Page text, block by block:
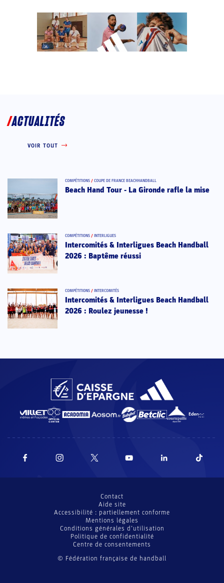
ACTUALITÉS
VOIR TOUT
COMPÉTITIONS / COUPE DE FRANCE BEACHHANDBALL
Beach Hand Tour - La Gironde rafle la mise
COMPÉTITIONS / INTERLIGUES
Intercomités & Interligues Beach Handball
2026 : Baptême réussi
COMPÉTITIONS / INTERCOMITÉS
Intercomités & Interligues Beach Handball
2026 : Roulez jeunesse !
© Fédération française de handball
Contact
Aide site
Accessibilité : partiellement conforme
Mentions légales
Conditions générales d’utilisation
Politique de confidentialité
Centre de consentements